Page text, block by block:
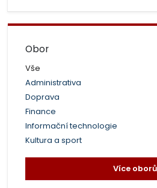
Obor
Vše
Administrativa
Doprava
Finance
Informační technologie
Kultura a sport
Více oborů